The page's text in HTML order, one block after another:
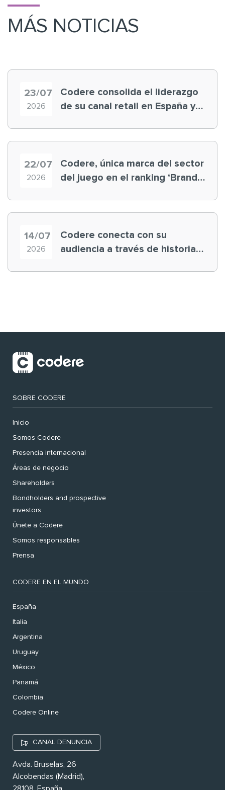
MÁS NOTICIAS
23/07
2026
Codere consolida el liderazgo
de su canal retail en España y
22/07
2026
Codere, única marca del sector
del juego en el ranking ‘Brand
14/07
2026
Codere conecta con su
audiencia a través de historias
SOBRE CODERE
Inicio
Somos Codere
Presencia internacional
Áreas de negocio
Shareholders
Bondholders and prospective
investors
Únete a Codere
Somos responsables
Prensa
CODERE EN EL MUNDO
España
Italia
Argentina
Uruguay
México
Panamá
Colombia
Codere Online
CANAL DENUNCIA
Avda. Bruselas, 26
Alcobendas (Madrid),
28108. España